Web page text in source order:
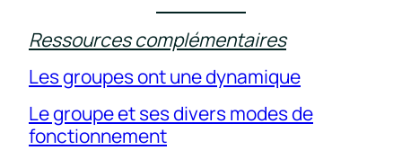
Ressources complémentaires
Les groupes ont une dynamique
Le groupe et ses divers modes de
fonctionnement